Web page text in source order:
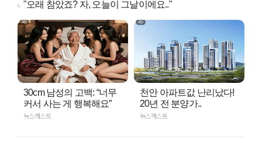
"오래 참았죠? 자, 오늘이 그날이에요.."
30cm 남성의 고백: “너무
커서 사는 게 행복해요”
뉴스캐스트
천안 아파트값 난리났다!
20년 전 분양가..
뉴스캐스트